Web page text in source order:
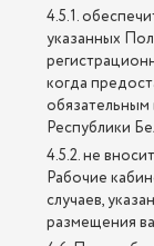
4.5.1.
указанных
когда
обязательным
Республики
4.5.2. не
Рабочие
случаев,
размещения